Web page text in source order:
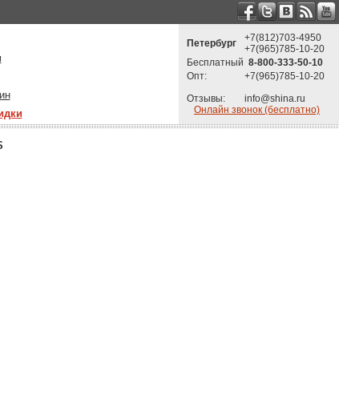
Петербург
+7(812)703-4950
+7(965)785-10-20
Бесплатный 8-800-333-50-10
Опт:
+7(965)785-10-20
Отзывы:
info@shina.ru
Онлайн звонок (бесплатно)